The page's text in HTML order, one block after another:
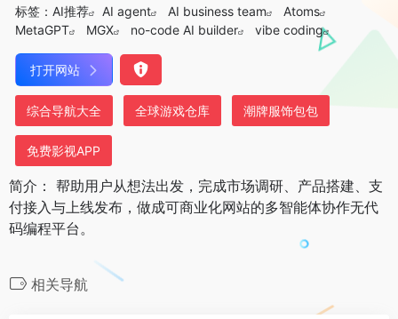
标签： AI推荐 AI agent AI business team
Atoms
MetaGPT
MGX no-code AI builder vibe coding
打开网站
综合导航大全 全球游戏仓库 潮牌服饰包包
免费影视APP
简介： 帮助用户从想法出发，完成市场调研、产品搭建、支
付接入与上线发布，做成可商业化网站的多智能体协作无代
码编程平台。
相关导航